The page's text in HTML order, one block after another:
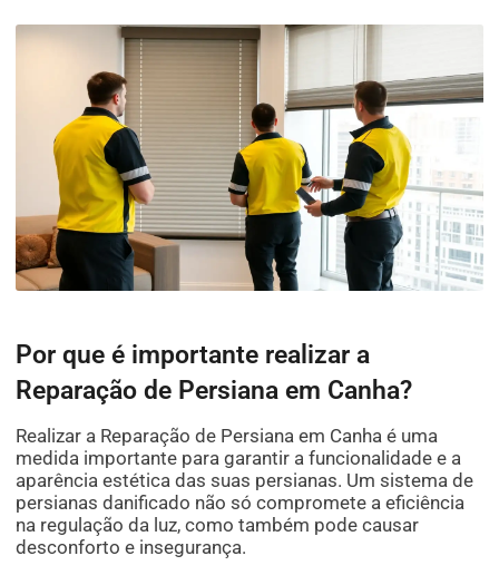
Por que é importante realizar a
Reparação de Persiana em Canha?
Realizar a Reparação de Persiana em Canha é uma
medida importante para garantir a funcionalidade e a
aparência estética das suas persianas. Um sistema de
persianas danificado não só compromete a eficiência
na regulação da luz, como também pode causar
desconforto e insegurança.